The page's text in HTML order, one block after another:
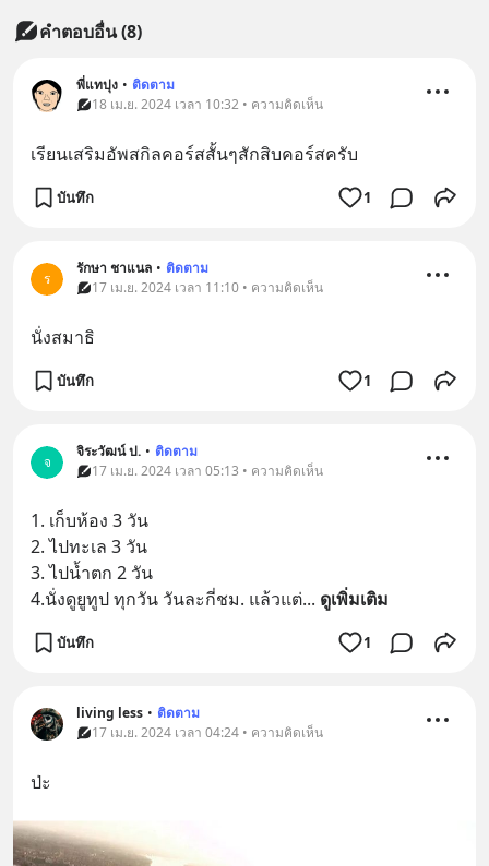
คำตอบอื่น(8)
พี่แทปุง • ติดตาม
18 เม.ย. 2024 เวลา 10:32 • ความคิดเห็น
เรียนเสริมอัพสกิลคอร์สสั้นๆสักสิบคอร์สครับ
บันทึก 1
ร
รักษา ชาแนล • ติดตาม
17 เม.ย. 2024 เวลา 11:10 • ความคิดเห็น
นั่งสมาธิ
บันทึก 1
จ
จิระวัฒน์ ป. • ติดตาม
17 เม.ย. 2024 เวลา 05:13 • ความคิดเห็น
1. เก็บห้อง 3 วัน
2. ไปทะเล 3 วัน
3. ไปน้ำตก 2 วัน
4.นั่งดูยูทูป ทุกวัน วันละกี่ชม. แล้วแต่... ดูเพิ่มเติม
บันทึก 1
living less • ติดตาม
17 เม.ย. 2024 เวลา 04:24 • ความคิดเห็น
ป่ะ